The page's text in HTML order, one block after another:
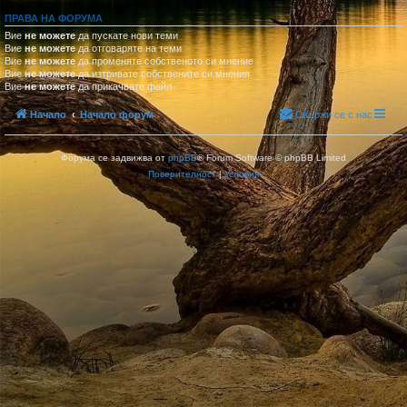
ПРАВА НА ФОРУМА
Вие не можетеда пускате нови теми
Виене можетеда отговаряте на теми
Виене можетеда променяте собственото си мнение
Виене можетеда изтривате собствените си мнения
Виене можетеда прикачвате файл
Начало Начало форум Свържи се с нас
Форума се задвижва от phpBB® Forum Software © phpBB Limited
Поверителност|Условия